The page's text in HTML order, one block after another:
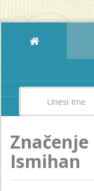
Ismihan